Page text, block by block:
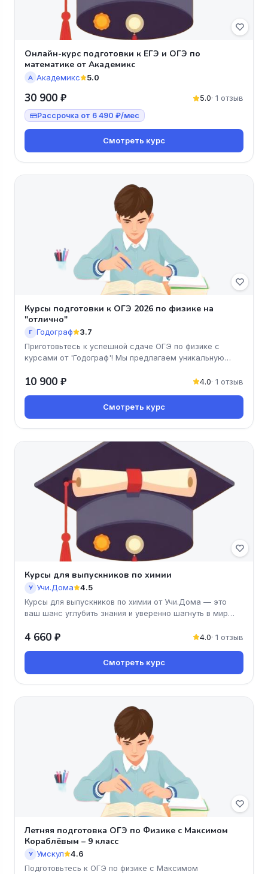
Онлайн-курс подготовки к ЕГЭ и ОГЭ по
математике от Академикс
А Академикс 5.0
30 900 ₽ 5.0· 1 отзыв
Рассрочка от 6 490 ₽/мес
Смотреть курс
Курсы подготовки к ОГЭ 2026 по физике на
"отлично"
Г Годограф 3.7
Приготовьтесь к успешной сдаче ОГЭ по физике с
курсами от 'Годограф'! Мы предлагаем уникальную
10 900 ₽ 4.0· 1 отзыв
Смотреть курс
Курсы для выпускников по химии
У Учи.Дома 4.5
Курсы для выпускников по химии от Учи.Дома — это
ваш шанс углубить знания и уверенно шагнуть в мир
4 660 ₽ 4.0· 1 отзыв
Смотреть курс
Летняя подготовка ОГЭ по Физике с Максимом
Кораблёвым – 9 класс
У Умскул 4.6
Подготовьтесь к ОГЭ по физике с Максимом